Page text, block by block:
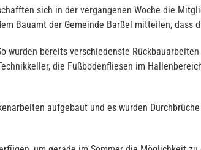
sich in der vergangenen Woche die
Bauamt der Gemeinde Barßel mitteilen,
wurden bereits verschiedenste
die Fußbodenfliesen im
aufgebaut und es wurden